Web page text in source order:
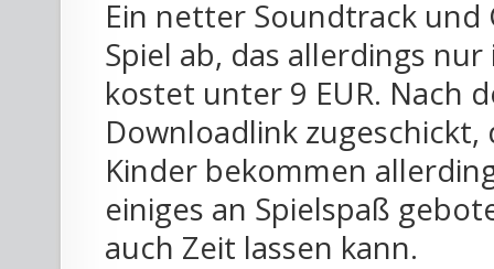
Ein netter Soundtrack und
Spiel ab, das allerdings
kostet unter 9 EUR. Nach
Downloadlink
Kinder bekommen
einiges an Spielspaß
auch Zeit lassen kann.